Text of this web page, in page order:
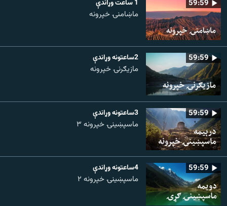
59:59 1 ساعت وړاندې
ماښامنۍ خپرونه
59:59 2ساعتونه وړاندې
مازیګرنۍ خپرونه
59:59 3ساعتونه وړاندې
ماسپښینۍ خپرونه ۳
59:59 4ساعتونه وړاندې
ماسپښينۍ خپرونه ۲